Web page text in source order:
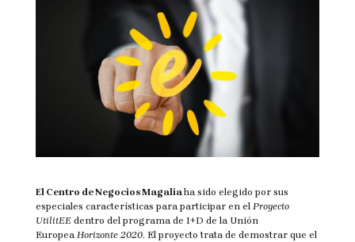
El Centro de Negocios Magaliaha sido elegido por sus
especiales características para participar en el Proyecto
UtilitEE dentro del programa de I+D de la Unión
Europea Horizonte 2020. El proyecto trata de demostrar que el